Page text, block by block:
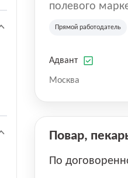
полевого
на
Прямой работодатель
Адвант
Москва
Повар,
По